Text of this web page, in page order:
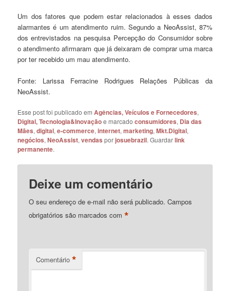
Um dos fatores que podem estar relacionados à esses dados
alarmantes é um atendimento ruim. Segundo a NeoAssist, 87%
dos entrevistados na pesquisa Percepção do Consumidor sobre
o atendimento afirmaram que já deixaram de comprar uma marca
por ter recebido um mau atendimento.
Fonte: Larissa Ferracine Rodrigues Relações Públicas da
NeoAssist.
Esse post foi publicado emAgências, Veículos e Fornecedores,
Digital, Tecnologia&Inovaçãoe marcadoconsumidores, Dia das
Mães,digital,e-commerce,internet,marketing,Mkt.Digital,
negócios,NeoAssist,vendas porjosuebrazil. Guardarlink
permanente.
Deixe um comentário
O seu endereço de e-mail não será publicado. Campos
obrigatórios são marcados com*
Comentário *